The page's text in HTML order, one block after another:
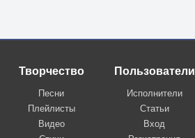
Творчество
Песни
Плейлисты
Видео
Пользователи
Исполнители
Статьи
Вход